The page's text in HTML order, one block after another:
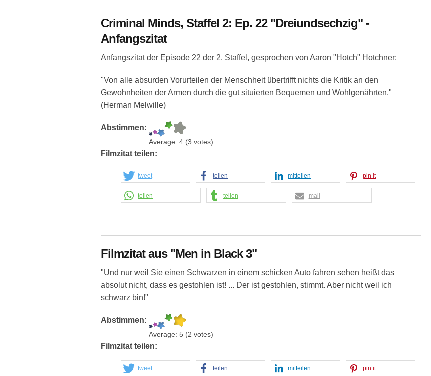
Criminal Minds, Staffel 2: Ep. 22 "Dreiundsechzig" -
Anfangszitat
Anfangszitat der Episode 22 der 2. Staffel, gesprochen von Aaron "Hotch" Hotchner:
"Von alle absurden Vorurteilen der Menschheit übertrifft nichts die Kritik an den
Gewohnheiten der Armen durch die gut situierten Bequemen und Wohlgenährten."
(Herman Melwille)
Abstimmen:
Average: 4 (3 votes)
Filmzitat teilen:
tweet teilen mitteilen pin it
teilen teilen mail
Filmzitat aus "Men in Black 3"
"Und nur weil Sie einen Schwarzen in einem schicken Auto fahren sehen heißt das
absolut nicht, dass es gestohlen ist! ... Der ist gestohlen, stimmt. Aber nicht weil ich
schwarz bin!"
Abstimmen:
Average: 5 (2 votes)
Filmzitat teilen:
tweet teilen mitteilen pin it